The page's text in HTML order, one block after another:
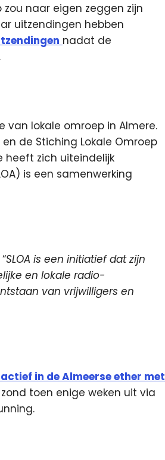
zou naar eigen zeggen zijn
uitzendingen hebben
nadat de
van lokale omroep in Almere.
en de Stiching Lokale Omroep
heeft zich uiteindelijk
is een samenwerking
SLOA is een initiatief dat zijn
en lokale radio-
van vrijwilligers en
in de Almeerse ether met
toen enige weken uit via